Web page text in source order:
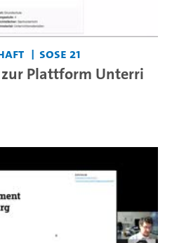
SoSe 21
Plattform Unterri